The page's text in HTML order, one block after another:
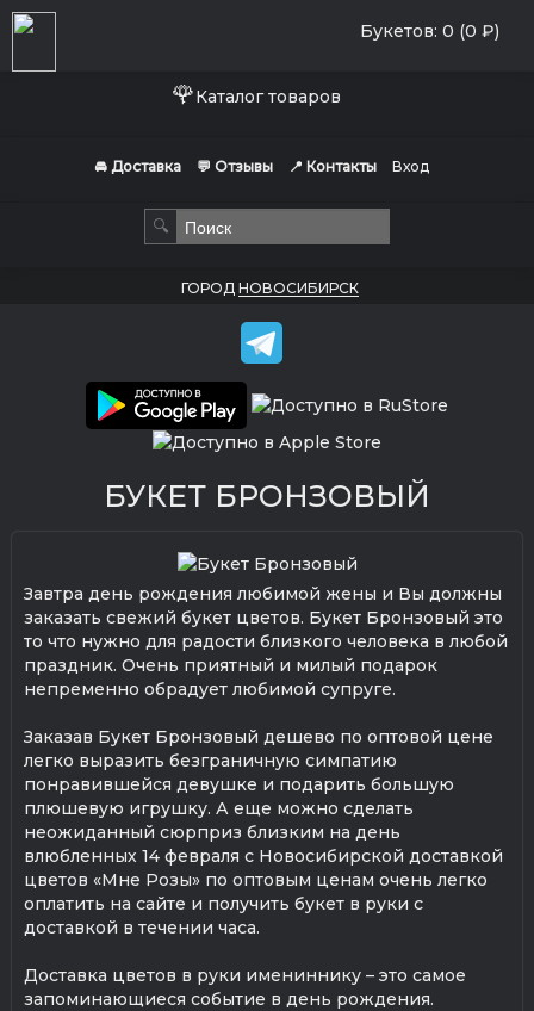
Букетов: 0 (0 ₽)
🌹Каталог товаров
🚘 Доставка 💬 Отзывы 📍 Контакты Вход
🔍
ГОРОД НОВОСИБИРСК
БУКЕТ БРОНЗОВЫЙ
Завтра день рождения любимой жены и Вы должны
заказать свежий букет цветов. Букет Бронзовый это
то что нужно для радости близкого человека в любой
праздник. Очень приятный и милый подарок
непременно обрадует любимой супруге.
Заказав Букет Бронзовый дешево по оптовой цене
легко выразить безграничную симпатию
понравившейся девушке и подарить большую
плюшевую игрушку. А еще можно сделать
неожиданный сюрприз близким на день
влюбленных 14 февраля с Новосибирской доставкой
цветов «Мне Розы» по оптовым ценам очень легко
оплатить на сайте и получить букет в руки с
доставкой в течении часа.
Доставка цветов в руки имениннику – это самое
запоминающиеся событие в день рождения.